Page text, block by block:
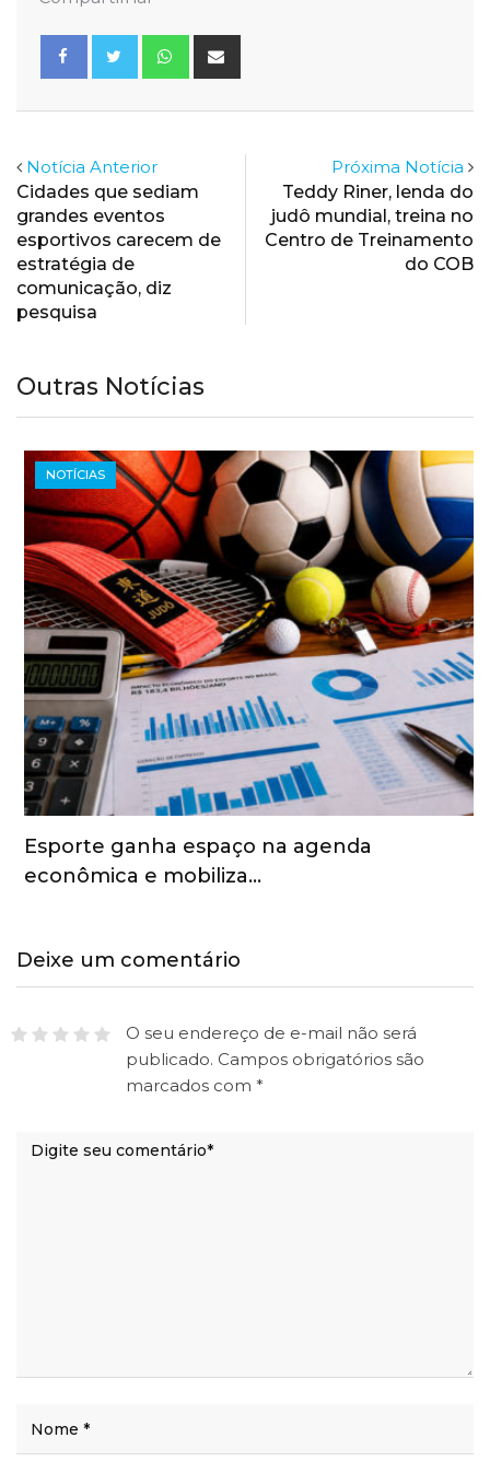
Whatsapp
Notícia Anterior
Cidades que sediam
grandes eventos
esportivos carecem de
estratégia de
comunicação, diz
pesquisa
Próxima Notícia
Teddy Riner, lenda do
judô mundial, treina no
Centro de Treinamento
do COB
Outras Notícias
NOTÍCIAS
Esporte ganha espaço na agenda
econômica e mobiliza…
Deixe um comentário
O seu endereço de e-mail não será
publicado. Campos obrigatórios são
marcados com *